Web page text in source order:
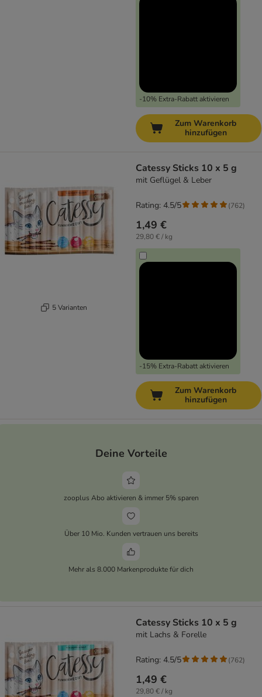
-10% Extra-Rabatt aktivieren
Zum Warenkorb
hinzufügen
5 Varianten
Catessy Sticks 10 x 5 g
mit Geflügel & Leber
1,49 €
29,80 € / kg
-15% Extra-Rabatt aktivieren
Rating: 4.5/5 (762)
Zum Warenkorb
hinzufügen
Deine Vorteile
zooplus Abo aktivieren & immer 5% sparen
Über 10 Mio. Kunden vertrauen uns bereits
Mehr als 8.000 Markenprodukte für dich
Catessy Sticks 10 x 5 g
mit Lachs & Forelle
1,49 €
29,80 € / kg
Rating: 4.5/5 (762)